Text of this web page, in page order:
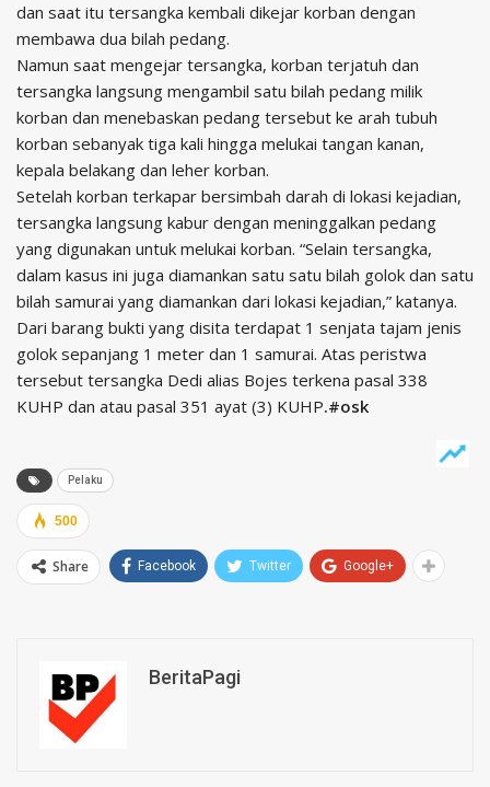
dan saat itu tersangka kembali dikejar korban dengan
membawa dua bilah pedang.
Namun saat mengejar tersangka, korban terjatuh dan
tersangka langsung mengambil satu bilah pedang milik
korban dan menebaskan pedang tersebut ke arah tubuh
korban sebanyak tiga kali hingga melukai tangan kanan,
kepala belakang dan leher korban.
Setelah korban terkapar bersimbah darah di lokasi kejadian,
tersangka langsung kabur dengan meninggalkan pedang
yang digunakan untuk melukai korban. “Selain tersangka,
dalam kasus ini juga diamankan satu satu bilah golok dan satu
bilah samurai yang diamankan dari lokasi kejadian,” katanya.
Dari barang bukti yang disita terdapat 1 senjata tajam jenis
golok sepanjang 1 meter dan 1 samurai. Atas peristwa
tersebut tersangka Dedi alias Bojes terkena pasal 338
KUHP dan atau pasal 351 ayat (3) KUHP.#osk
Pelaku
500
Share Facebook Twitter Google+
BeritaPagi